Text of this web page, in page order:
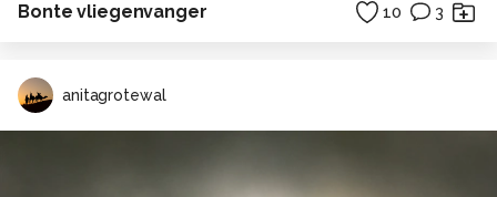
Bonte vliegenvanger 10 3
anitagrotewal